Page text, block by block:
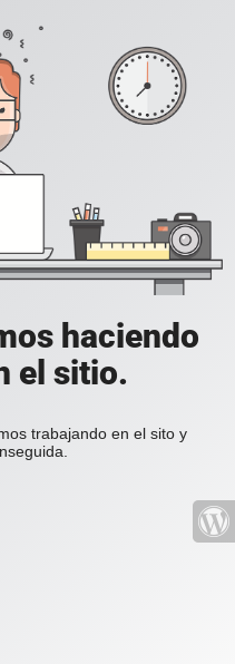
haciendo
el sitio.
trabajando en el sito y